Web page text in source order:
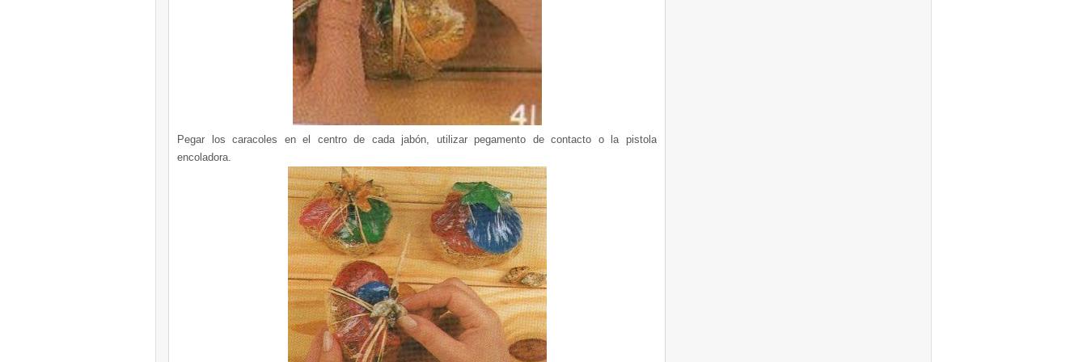
Pegar los caracoles en el centro de cada jabón, utilizar pegamento de contacto o la pistola
encoladora.